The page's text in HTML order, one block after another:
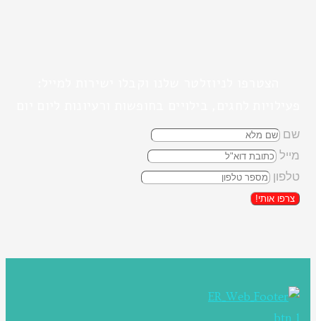
שם
מייל
טלפון
צרפו אותי!